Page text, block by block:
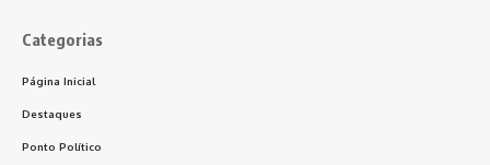
Categorias
Página Inicial
Destaques
Ponto Político